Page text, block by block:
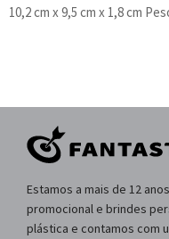
10,2 cm x 9,5 cm x 1,8 cm
Estamos a mais de 12
promocional e brindes
plástica e contamos com